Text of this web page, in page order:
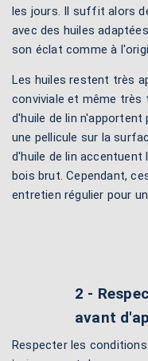
les jours. Il suffit alors
avec des huiles
son éclat comme à
Les huiles restent très
conviviale et même très
d'huile de lin
une pellicule sur la
d'huile de lin accentuent
bois brut. Cependant,
entretien régulier pour
2 -
avant
Respecter les